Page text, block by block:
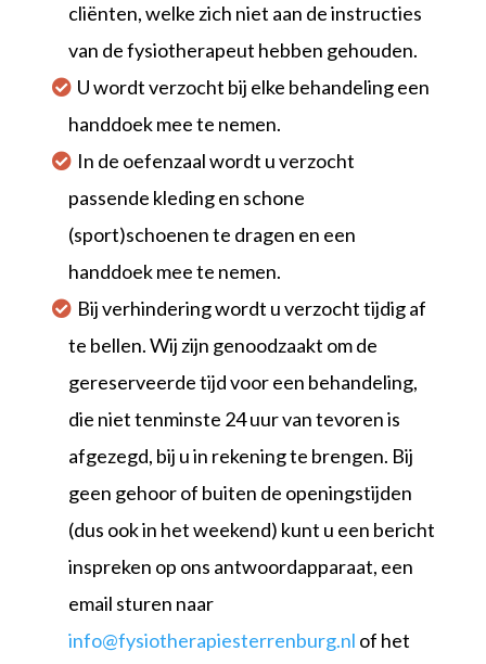
cliënten, welke zich niet aan de instructies
van de fysiotherapeut hebben gehouden.
U wordt verzocht bij elke behandeling een
handdoek mee te nemen.
In de oefenzaal wordt u verzocht
passende kleding en schone
(sport)schoenen te dragen en een
handdoek mee te nemen.
Bij verhindering wordt u verzocht tijdig af
te bellen. Wij zijn genoodzaakt om de
gereserveerde tijd voor een behandeling,
die niet tenminste 24 uur van tevoren is
afgezegd, bij u in rekening te brengen. Bij
geen gehoor of buiten de openingstijden
(dus ook in het weekend) kunt u een bericht
inspreken op ons antwoordapparaat, een
email sturen naar
info@fysiotherapiesterrenburg.nl of het